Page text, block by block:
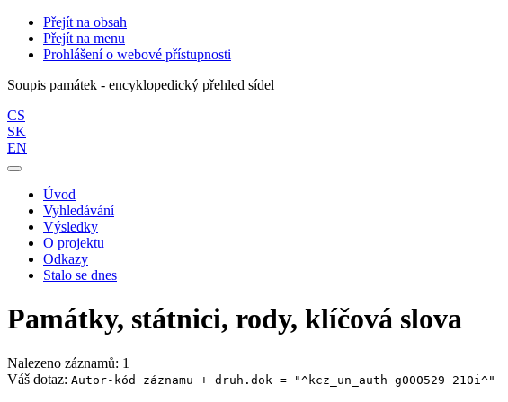
Přejít na obsah
Přejít na menu
Prohlášení o webové přístupnosti
Soupis památek - encyklopedický přehled sídel
CS
SK
EN
Úvod
Vyhledávání
Výsledky
O projektu
Odkazy
Stalo se dnes
Památky, státnici, rody, klíčová slova
Nalezeno záznamů: 1
Váš dotaz: Autor-kód záznamu + druh.dok = "^kcz_un_auth g000529 210i^"